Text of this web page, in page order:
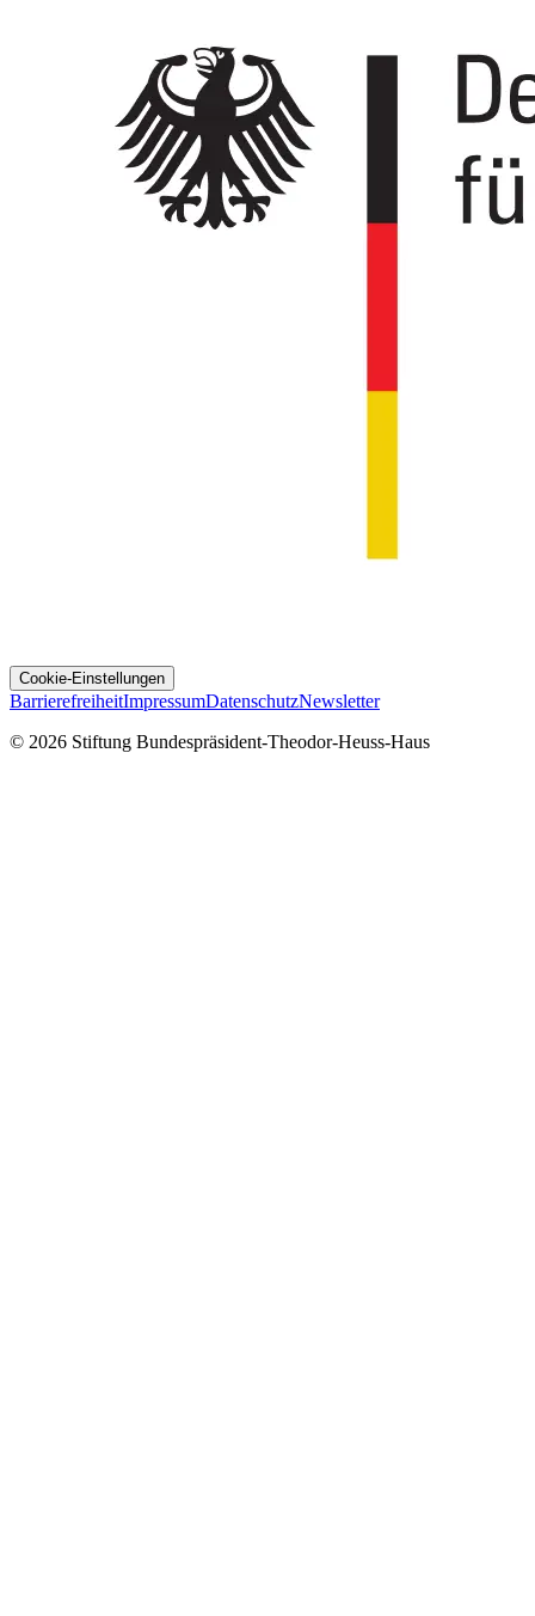
Cookie-Einstellungen
BarrierefreiheitImpressumDatenschutzNewsletter
© 2026 Stiftung Bundespräsident-Theodor-Heuss-Haus